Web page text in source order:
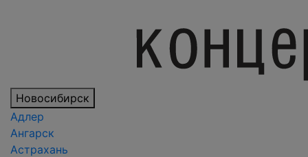
Новосибирск
Адлер
Ангарск
Астрахань